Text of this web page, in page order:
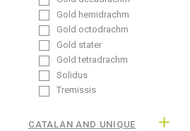
Gold hemidrachm
Gold octodrachm
Gold stater
Gold tetradrachm
Solidus
Tremissis
CATALAN AND UNIQUE